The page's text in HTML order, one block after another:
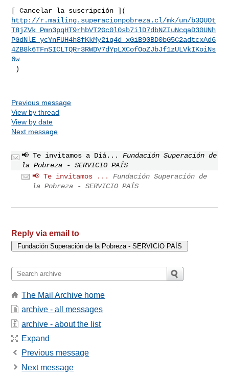
http://r.mailing.superacionpobreza.cl/mk/un/b3QUOt
T8jZVk_Pmn3pqHT9rhbVT2Gc0l0sb7ilD7dbNZIuNcqaD30UNh
PGdNlE_ycYnFUH4h8fKkMy2iq4d_xGiB90BD0bG5C2adtcxAd6
4ZB8k6TFnSICLTQRr3RWDV7dYpLXCofOoZJbJf1zULVkIKoiNs
6w
Previous message
View by thread
View by date
Next message
📢 Te invitamos a Diá...
Fundación Superación de
la Pobreza - SERVICIO PAÍS
📢 Te invitamos ...
Fundación Superación de
la Pobreza - SERVICIO PAÍS
Reply via email to
The Mail Archive home
archive - all messages
archive - about the list
Expand
Previous message
Next message